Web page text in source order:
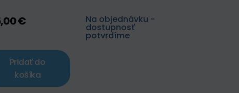
€ Na objednávku -
dostupnosť
potvrdíme
Pridať do
košíka